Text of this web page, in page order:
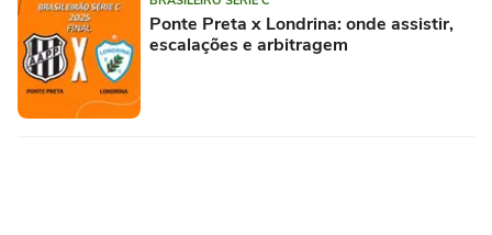
Ponte Preta x Londrina: onde assistir,
escalações e arbitragem